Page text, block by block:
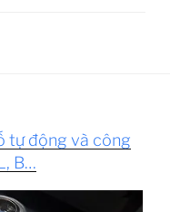
tự động và công
B…